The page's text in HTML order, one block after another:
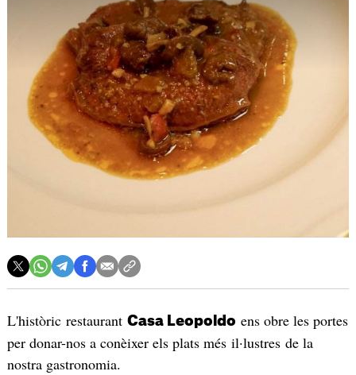
L'històric restaurant Casa Leopoldo ens obre les portes
per donar-nos a conèixer els plats més il·lustres de la
nostra gastronomia.